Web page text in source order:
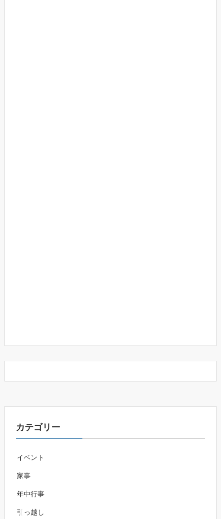
カテゴリー
イベント
家事
年中行事
引っ越し